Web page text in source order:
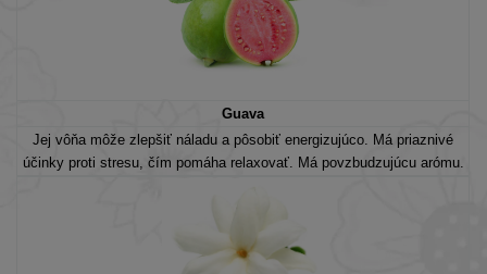
Guava
Jej vôňa môže zlepšiť náladu a pôsobiť energizujúco. Má priaznivé
účinky proti stresu, čím pomáha relaxovať. Má povzbudzujúcu arómu.